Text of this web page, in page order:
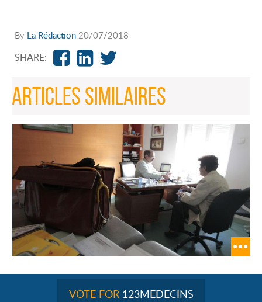
By La Rédaction 20/07/2018
SHARE:
ARTICLES SIMILAIRES
VOTE FOR 123MEDECINS